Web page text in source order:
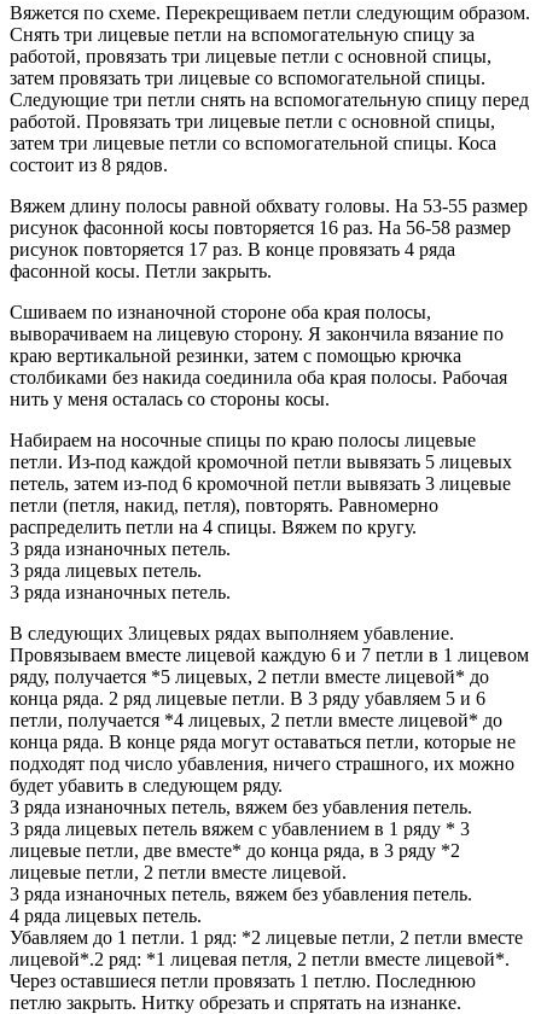
Вяжется по схеме. Перекрещиваем петли следующим образом.
Снять три лицевые петли на вспомогательную спицу за
работой, провязать три лицевые петли с основной спицы,
затем провязать три лицевые со вспомогательной спицы.
Следующие три петли снять на вспомогательную спицу перед
работой. Провязать три лицевые петли с основной спицы,
затем три лицевые петли со вспомогательной спицы. Коса
состоит из 8 рядов.
Вяжем длину полосы равной обхвату головы. На 53-55 размер
рисунок фасонной косы повторяется 16 раз. На 56-58 размер
рисунок повторяется 17 раз. В конце провязать 4 ряда
фасонной косы. Петли закрыть.
Сшиваем по изнаночной стороне оба края полосы,
выворачиваем на лицевую сторону. Я закончила вязание по
краю вертикальной резинки, затем с помощью крючка
столбиками без накида соединила оба края полосы. Рабочая
нить у меня осталась со стороны косы.
Набираем на носочные спицы по краю полосы лицевые
петли. Из-под каждой кромочной петли вывязать 5 лицевых
петель, затем из-под 6 кромочной петли вывязать 3 лицевые
петли (петля, накид, петля), повторять. Равномерно
распределить петли на 4 спицы. Вяжем по кругу.
3 ряда изнаночных петель.
3 ряда лицевых петель.
3 ряда изнаночных петель.
В следующих 3лицевых рядах выполняем убавление.
Провязываем вместе лицевой каждую 6 и 7 петли в 1 лицевом
ряду, получается *5 лицевых, 2 петли вместе лицевой* до
конца ряда. 2 ряд лицевые петли. В 3 ряду убавляем 5 и 6
петли, получается *4 лицевых, 2 петли вместе лицевой* до
конца ряда. В конце ряда могут оставаться петли, которые не
подходят под число убавления, ничего страшного, их можно
будет убавить в следующем ряду.
З ряда изнаночных петель, вяжем без убавления петель.
3 ряда лицевых петель вяжем с убавлением в 1 ряду * 3
лицевые петли, две вместе* до конца ряда, в 3 ряду *2
лицевые петли, 2 петли вместе лицевой.
3 ряда изнаночных петель, вяжем без убавления петель.
4 ряда лицевых петель.
Убавляем до 1 петли. 1 ряд: *2 лицевые петли, 2 петли вместе
лицевой*.2 ряд: *1 лицевая петля, 2 петли вместе лицевой*.
Через оставшиеся петли провязать 1 петлю. Последнюю
петлю закрыть. Нитку обрезать и спрятать на изнанке.